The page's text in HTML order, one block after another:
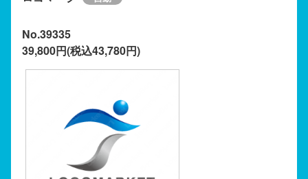
No.39335
39,800円(税込43,780円)